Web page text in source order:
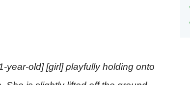
year-old] [girl] playfully holding onto